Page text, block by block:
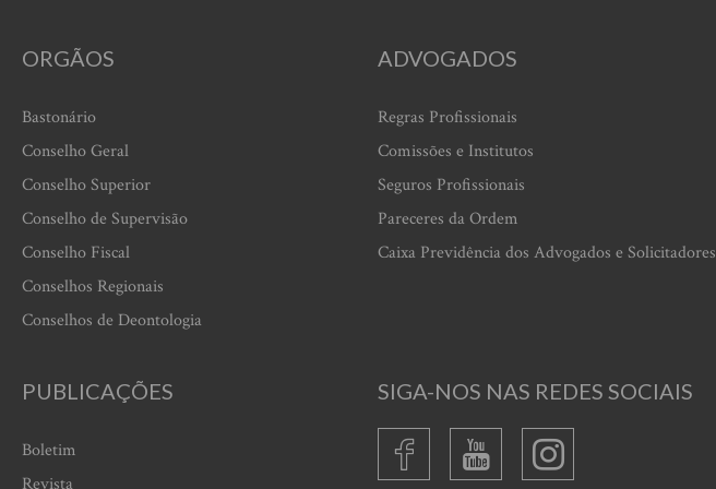
ORGÃOS
Bastonário
Conselho Geral
Conselho Superior
Conselho de Supervisão
Conselho Fiscal
Conselhos Regionais
Conselhos de Deontologia
ADVOGADOS
Regras Profissionais
Comissões e Institutos
Seguros Profissionais
Pareceres da Ordem
Caixa Previdência dos Advogados e Solicitadores
PUBLICAÇÕES
Boletim
Revista
SIGA-NOS NAS REDES SOCIAIS